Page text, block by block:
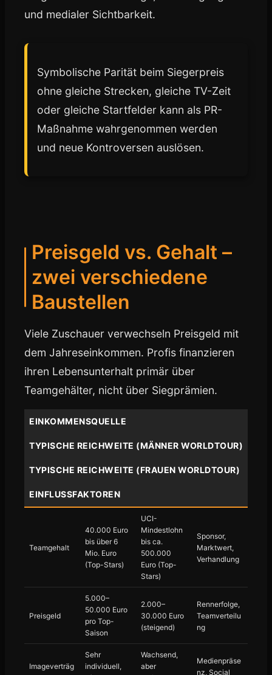
und medialer Sichtbarkeit.
Symbolische Parität beim Siegerpreis
ohne gleiche Strecken, gleiche TV-Zeit
oder gleiche Startfelder kann als PR-
Maßnahme wahrgenommen werden
und neue Kontroversen auslösen.
Preisgeld vs. Gehalt –
zwei verschiedene
Baustellen
Viele Zuschauer verwechseln Preisgeld mit
dem Jahreseinkommen. Profis finanzieren
ihren Lebensunterhalt primär über
Teamgehälter, nicht über Siegprämien.
EINKOMMENSQUELLE
TYPISCHE REICHWEITE (MÄNNER WORLDTOUR)
TYPISCHE REICHWEITE (FRAUEN WORLDTOUR)
EINFLUSSFAKTOREN
Teamgehalt
40.000 Euro
bis über 6
Mio. Euro
(Top-Stars)
UCI-
Mindestlohn
bis ca.
500.000
Euro (Top-
Stars)
Sponsor,
Marktwert,
Verhandlung
Preisgeld
5.000–
50.000 Euro
pro Top-
Saison
2.000–
30.000 Euro
(steigend)
Rennerfolge,
Teamverteilu
ng
Imageverträg
Sehr
individuell,
Wachsend,
aber
Medienpräse
nz, Social